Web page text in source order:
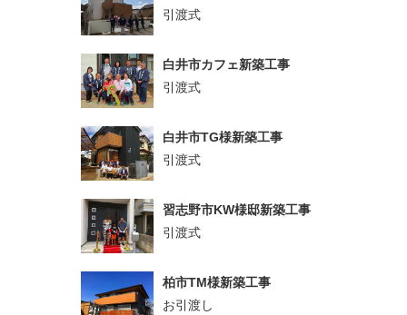
引渡式
白井市カフェ新築工事
引渡式
白井市TG様新築工事
引渡式
習志野市KW様邸新築工事
引渡式
柏市TM様新築工事
お引渡し